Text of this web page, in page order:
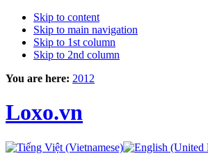
Skip to content
Skip to main navigation
Skip to 1st column
Skip to 2nd column
You are here: 2012
Loxo.vn